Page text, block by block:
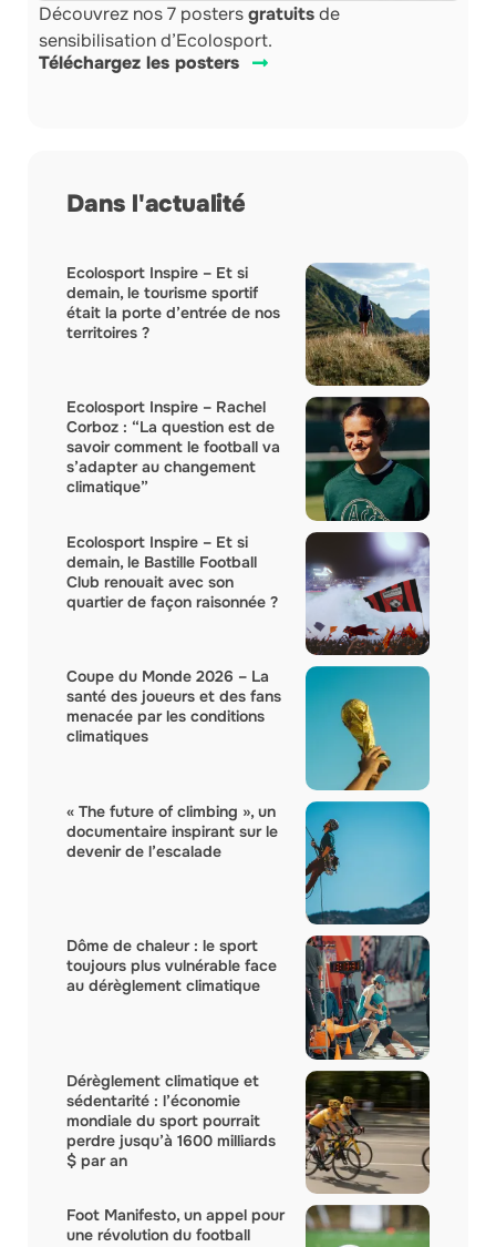
Découvrez nos 7 postersgratuitsde
sensibilisation d’Ecolosport.
Téléchargez les posters
Dans l'actualité
Ecolosport Inspire – Et si
demain, le tourisme sportif
était la porte d’entrée de nos
territoires ?
Ecolosport Inspire – Rachel
Corboz : “La question est de
savoir comment le football va
s’adapter au changement
climatique”
Ecolosport Inspire – Et si
demain, le Bastille Football
Club renouait avec son
quartier de façon raisonnée ?
Coupe du Monde 2026 – La
santé des joueurs et des fans
menacée par les conditions
climatiques
« The future of climbing », un
documentaire inspirant sur le
devenir de l’escalade
Dôme de chaleur : le sport
toujours plus vulnérable face
au dérèglement climatique
Dérèglement climatique et
sédentarité : l’économie
mondiale du sport pourrait
perdre jusqu’à 1600 milliards
$ par an
Foot Manifesto, un appel pour
une révolution du football